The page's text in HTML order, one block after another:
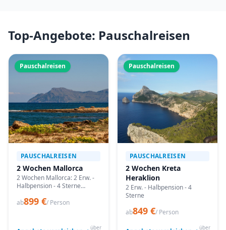
Top-Angebote: Pauschalreisen
Pauschalreisen
PAUSCHALREISEN
2 Wochen Mallorca
2 Wochen Mallorca: 2 Erw. -
Halbpension - 4 Sterne
passende Termine prüfen
ab899 €/ Person
über
Pauschalreisen
PAUSCHALREISEN
2 Wochen Kreta
Heraklion
2 Erw. - Halbpension - 4
Sterne
ab849 €/ Person
über